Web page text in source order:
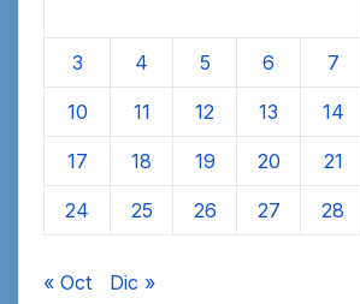
3 4 5 6 7
10 11 12 13 14
17 18 19 20 21
24 25 26 27 28
« Oct Dic »